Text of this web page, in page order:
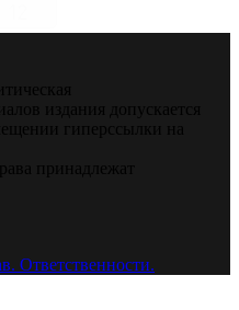
издания допускается
гиперссылки на
принадлежат
Ответственности.